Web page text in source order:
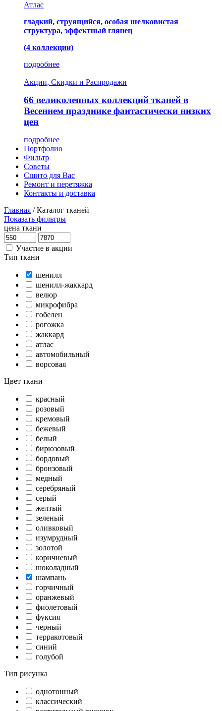
Атлас
гладкий, струящийся, особая шелковистая
структура, эффектный глянец
(4 коллекции)
подробнее
Акции, Скидки и Распродажи
66 великолепных коллекций тканей в
Весеннем празднике фантастически низких
цен
подробнее
Портфолио
Фильтр
Советы
Сшито для Вас
Ремонт и перетяжка
Контакты и доставка
Главная / Каталог тканей
Показать фильтры
цена ткани
Участие в акции
Тип ткани
шенилл
шенилл-жаккард
велюр
микрофибра
гобелен
рогожка
жаккард
атлас
автомобильный
ворсовая
Цвет ткани
красный
розовый
кремовый
бежевый
белый
бирюзовый
бордовый
бронзовый
медный
серебряный
серый
желтый
зеленый
оливковый
изумрудный
золотой
коричневый
шоколадный
шампань
горчичный
оранжевый
фиолетовый
фуксия
черный
терракотовый
синий
голубой
Тип рисунка
однотонный
классический